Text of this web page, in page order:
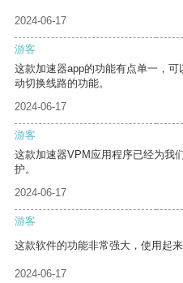
2024-06-17
游客
这款加速器app的功能有点单一，
动切换线路的功能。
2024-06-17
游客
这款加速器VPM应用程序已经为我
护。
2024-06-17
游客
这款软件的功能非常强大，使用起来
2024-06-17